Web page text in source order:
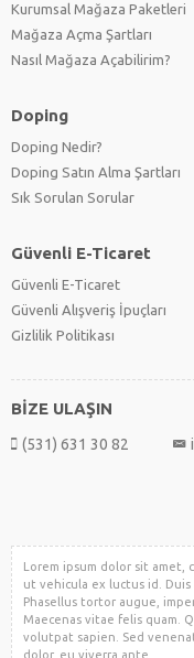
Kurumsal Mağaza Paketleri
Mağaza Açma Şartları
Nasıl Mağaza Açabilirim?
Doping
Doping Nedir?
Doping Satın Alma Şartları
Sık Sorulan Sorular
Güvenli E-Ticaret
Güvenli E-Ticaret
Güvenli Alışveriş İpuçları
Gizlilik Politikası
BİZE ULAŞIN
(531) 631 30 82
Lorem ipsum dolor sit
ut vehicula ex luctus id.
Phasellus tortor augue,
Maecenas vitae felis quam.
volutpat sapien. Sed
dolor, eu viverra ante.